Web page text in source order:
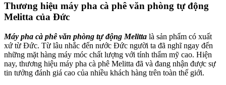
Thương hiệu máy pha cà phê văn phòng tự động
Melitta của Đức
Máy pha cà phê văn phòng tự động Melitta là sản phẩm có xuất
xứ từ Đức. Từ lâu nhắc đến nước Đức người ta đã nghĩ ngay đến
những mặt hàng máy móc chất lượng với tính thẩm mỹ cao. Hiện
nay, thương hiệu máy pha cà phê Melitta đã và đang nhận được sự
tin tưởng đánh giá cao của nhiều khách hàng trên toàn thế giới.